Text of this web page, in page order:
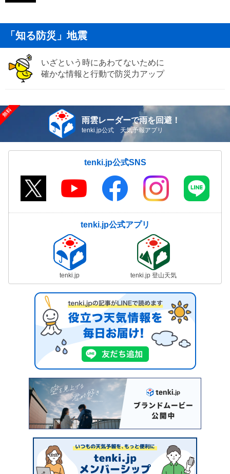
「知る防災」地震
いざという時にあわてないために
確かな情報と行動で防災力アップ
雨雲レーダーで雨を回避！
tenki.jp公式 天気予報アプリ
tenki.jp公式SNS
tenki.jp公式アプリ
tenki.jp tenki.jp 登山天気